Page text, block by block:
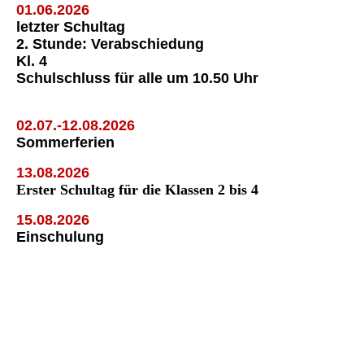
01.06.2026
letzter Schultag
2. Stunde: Verabschiedung
Kl. 4
Schulschluss für alle um 10.50 Uhr
02.07.-12.08.2026
Sommerferien
13.08.2026
Erster Schultag für die Klassen 2 bis 4
15.08.2026
Einschulung